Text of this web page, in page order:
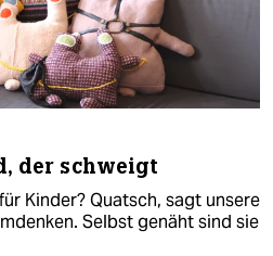
der schweigt
Kinder? Quatsch, sagt unsere
Selbst genäht sind sie